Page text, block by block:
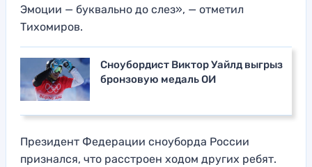
Эмоции — буквально до слез», — отметил
Тихомиров.
Сноубордист Виктор Уайлд выгрыз
бронзовую медаль ОИ
Президент Федерации сноуборда России
признался, что расстроен ходом других ребят.